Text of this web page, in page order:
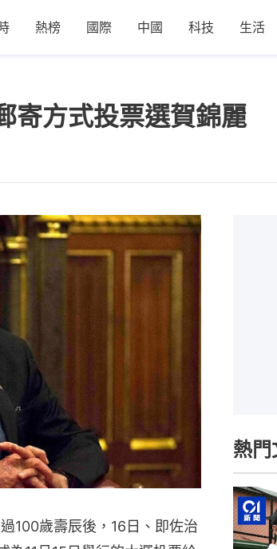
熱榜 國際 中國 科技 生活
方式投票選賀錦麗
100歲壽辰後，16日、即佐治
熱門